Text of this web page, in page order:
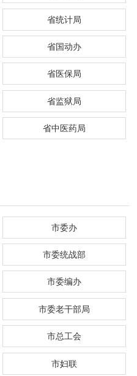
省统计局
省国动办
省医保局
省监狱局
省中医药局
市委办
市委统战部
市委编办
市委老干部局
市总工会
市妇联